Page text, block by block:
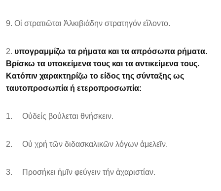
9. Οἱ στρατιῶται Ἀλκιβιάδην στρατηγόν εἳλοντο.
2. υπογραμμίζω τα ρήματα και τα απρόσωπα ρήματα.
Βρίσκω τα υποκείμενα τους και τα αντικείμενα τους.
Κατόπιν χαρακτηρίζω το είδος της σύνταξης ως
ταυτοπροσωπία ή ετεροπροσωπία:
1. Οὐδείς βούλεται θνήσκειν.
2. Οὐ χρή τῶν διδασκαλικῶν λόγων ἀμελεῖν.
3. Προσήκει ἡμῖν φεύγειν τήν ἀχαριστίαν.